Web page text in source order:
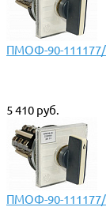
ПМОФ-90-111177/
5 410 руб.
ПМОФ-90-111177/